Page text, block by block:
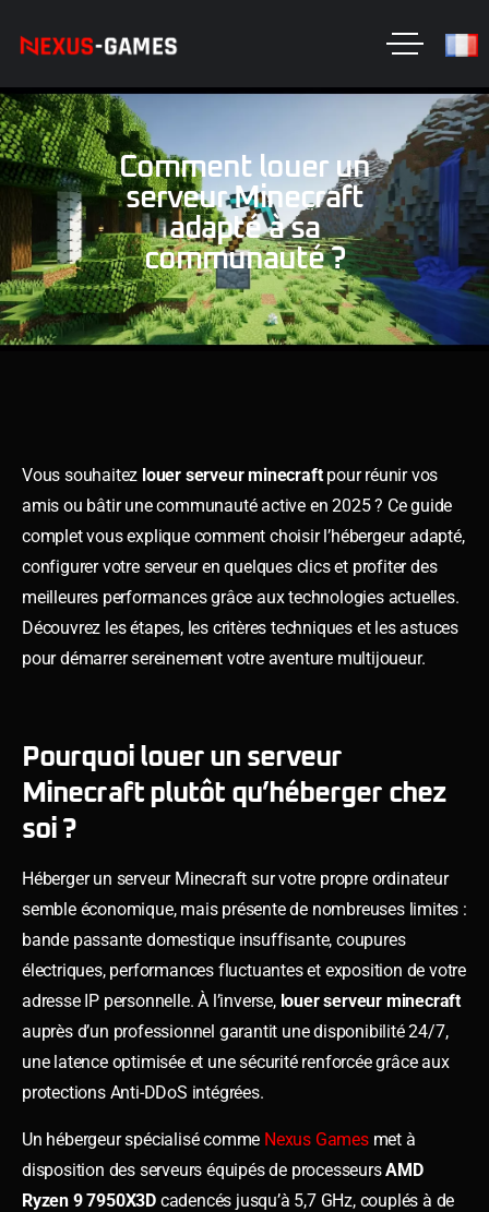
Comment louer un
serveur Minecraft
adapté à sa
communauté ?
Vous souhaitez louer serveur minecraftpour réunir vos
amis ou bâtir une communauté active en 2025 ? Ce guide
complet vous explique comment choisir l’hébergeur adapté,
configurer votre serveur en quelques clics et profiter des
meilleures performances grâce aux technologies actuelles.
Découvrez les étapes, les critères techniques et les astuces
pour démarrer sereinement votre aventure multijoueur.
Pourquoi louer un serveur
Minecraft plutôt qu’héberger chez
soi ?
Héberger un serveur Minecraft sur votre propre ordinateur
semble économique, mais présente de nombreuses limites :
bande passante domestique insuffisante, coupures
électriques, performances fluctuantes et exposition de votre
adresse IP personnelle. À l’inverse, louer serveur minecraft
auprès d’un professionnel garantit une disponibilité 24/7,
une latence optimisée et une sécurité renforcée grâce aux
protections Anti-DDoS intégrées.
Un hébergeur spécialisé comme Nexus Gamesmet à
disposition des serveurs équipés de processeursAMD
Ryzen 9 7950X3D cadencés jusqu’à 5,7 GHz, couplés à de